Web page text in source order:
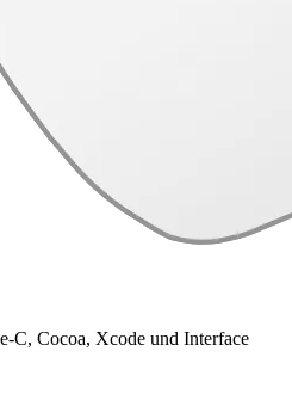
C, Cocoa, Xcode und Interface